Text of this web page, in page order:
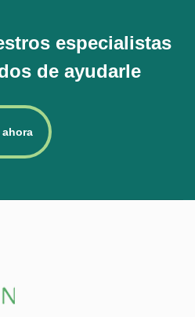
especialistas
de ayudarle